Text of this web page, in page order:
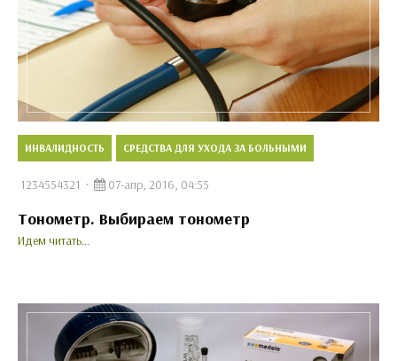
ИНВАЛИДНОСТЬ СРЕДСТВА ДЛЯ УХОДА ЗА БОЛЬНЫМИ
1234554321 07-апр, 2016, 04:55
Тонометр. Выбираем тонометр
Идем читать...